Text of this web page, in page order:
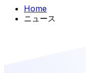
Home
ニュース